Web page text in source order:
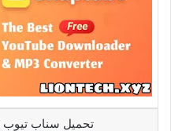
تحميل سناب تيوب Snaptube آخر تحديث